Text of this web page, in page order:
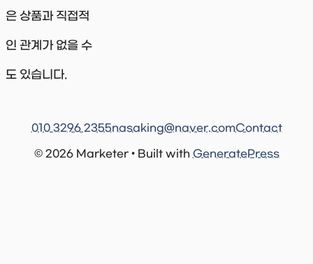
은 상품과 직접적
인 관계가 없을 수
도 있습니다.
© 2026 Marketer • Built with GeneratePress
010 3296 2355nasaking@naver.comContact